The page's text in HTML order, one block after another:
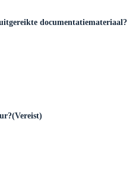
documentatiemateriaal?
(Vereist)